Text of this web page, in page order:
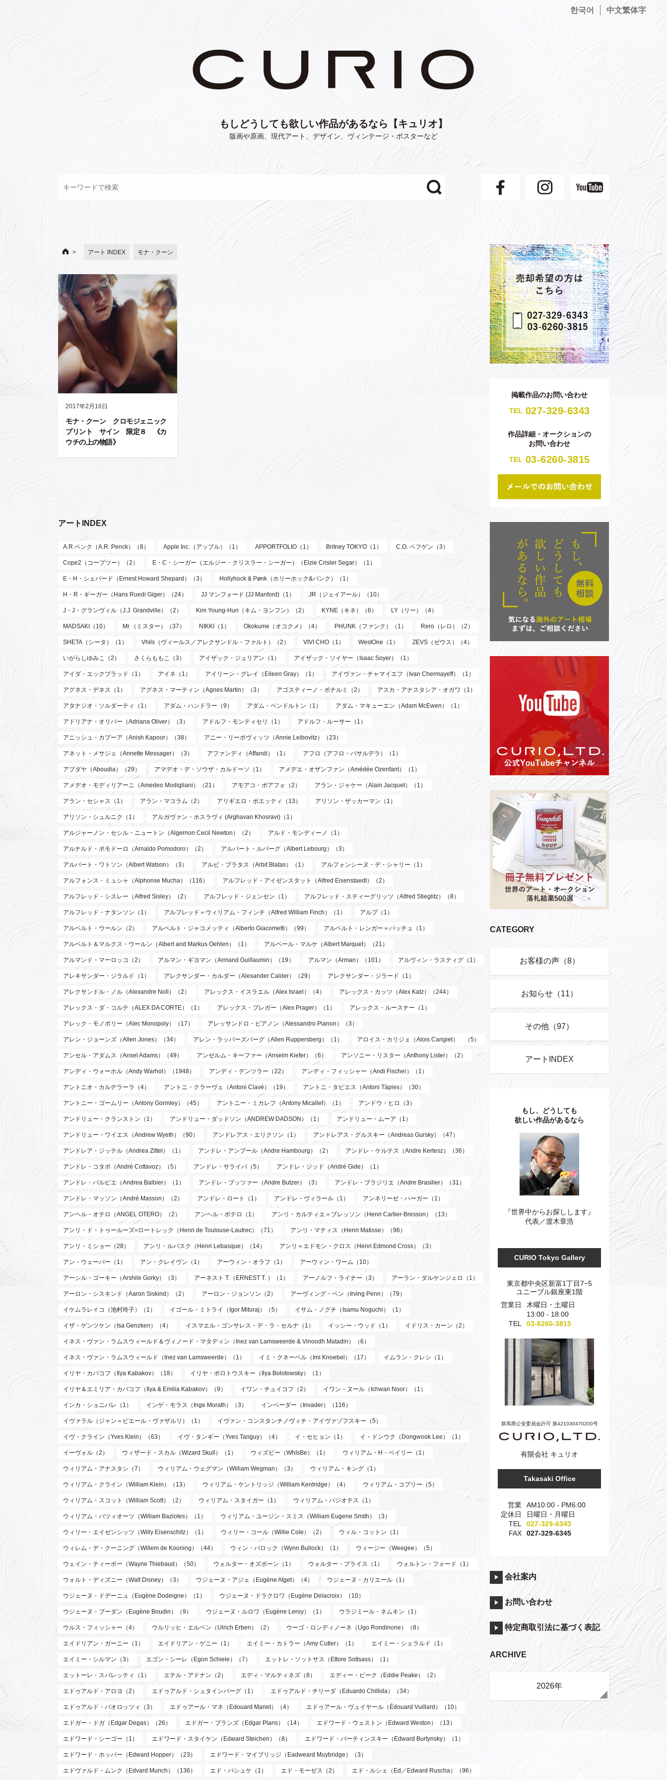
한국어 中文繁体字
もしどうしても欲しい作品があるなら【キュリオ】
版画や原画、現代アート、デザイン、ヴィンテージ・ポスターなど
アート INDEX モナ・クーン
2017年2月16日
モナ・クーン クロモジェニック
プリント サイン 限定８ 《カ
ウチの上の物語》
アートINDEX
A.R.ペンク（A.R. Penck）（8） Apple Inc.（アップル）（1） APPORTFOLIO（1） Britney TOKYO（1） C.O. ペフゲン（3）
Cope2（コープツー）（2） E・C・シーガー（エルジー・クリスラー・シーガー）（Elzie Crisler Segar）（1）
E・H・シェパード（Ernest Howard Shepard）（3） Hollyhock & Pønk（ホリーホック&パンク）（1）
H・R・ギーガー（Hans Ruedi Giger）（24） JJ マンフォード (JJ Manford)（1） JR（ジェイアール）（10）
J・J・グランヴィル（J.J. Grandville）（2） Kim Young-Hun（キム・ヨンフン）（2） KYNE（キネ）（6） LY（リー）（4）
MADSAKI（10） Mr.（ミスター）（37） NIKKI（1） Okokume（オコクメ）（4） PHUNK（ファンク）（1） Rero（レロ）（2）
SHETA（シータ）（1） Vhils（ヴィールス／アレクサンドル・ファルト）（2） VIVI CHO（1） WestOne（1） ZEVS（ゼウス）（4）
いがらしゆみこ（2） さくらももこ（3） アイザック・ジュリアン（1） アイザック・ソイヤー（Isaac Soyer）（1）
アイダ・エックブラッド（1） アイネ（1） アイリーン・グレイ（Eileen Gray）（1） アイヴァン・チャマイエフ（Ivan Chermayeff）（1）
アグネス・デネス（1） アグネス・マーティン（Agnes Martin）（3） アゴスティーノ・ボナルミ（2） アスカ・アナスタシア・オガワ（1）
アタナジオ・ソルダーティ（1） アダム・ハンドラー（9） アダム・ペンドルトン（1） アダム・マキューエン（Adam McEwen）（1）
アドリアナ・オリバー（Adriana Oliver）（3） アドルフ・モンティセリ（1） アドルフ・ルーサー（1）
アニッシュ・カプーア（Anish Kapoor）（38） アニー・リーボヴィッツ（Annie Leibovitz）（23）
アネット・メサジェ（Annette Messager）（3） アファンディ（Affandi）（1） アフロ（アフロ・バサルデラ）（1）
アブダヤ（Aboudia）（29） アマデオ・デ・ソウザ・カルドーソ（1） アメデエ・オザンファン（Amédée Ozenfant）（1）
アメデオ・モディリアーニ（Amedeo Modigliani）（21） アモアコ・ボアフォ（2） アラン・ジャケー（Alain Jacquet）（1）
アラン・セシャス（1） アラン・マコラム（2） アリギエロ・ボエッティ（13） アリソン・ザッカーマン（1）
アリソン・シュルニク（1） アルガヴァン・ホスラヴィ (Arghavan Khosravi)（1）
アルジャーノン・セシル・ニュートン（Algernon Cecil Newton）（2） アルド・モンディーノ（1）
アルナルド・ポモドーロ（Arnaldo Pomodoro）（2） アルバート・ルバーグ（Albert Lebourg）（3）
アルバート・ワトソン（Albert Watson）（3） アルビ・ブラタス（Arbit Blatas）（1） アルフォンシーヌ・デ・シャリー（1）
アルフォンス・ミュシャ（Alphonse Mucha）（116） アルフレッド・アイゼンスタット（Alfred Eisenstaedt）（2）
アルフレッド・シスレー（Alfred Sisley）（2） アルフレッド・ジェンセン（1） アルフレッド・スティーグリッツ（Alfred Stieglitz）（8）
アルフレッド・ナタンソン（1） アルフレッド＝ウィリアム・フィンチ（Alfred William Finch）（1） アルプ（1）
アルベルト・ウールン（2） アルベルト・ジャコメッティ（Alberto Giacometti）（99） アルベルト・レンガー＝パッチュ（1）
アルベルト＆マルクス・ウールン（Albert and Markus Oehlen）（1） アルベール・マルケ（Albert Marquet）（21）
アルマンド・マーロッコ（2） アルマン・ギヨマン（Armand Guillaumin）（19） アルマン（Arman）（101） アルヴィン・ラスティグ（1）
アレキサンダー・ジラルド（1） アレクサンダー・カルダー（Alexander Calder）（29） アレクサンダー・ジラード（1）
アレクサンドル・ノル（Alexandre Noll）（2） アレックス・イスラエル（Alex Israel）（4） アレックス・カッツ（Alex Katz）（244）
アレックス・ダ・コルテ（ALEX DA CORTE）（1） アレックス・プレガー（Alex Prager）（1） アレックス・ルースナー（1）
アレック・モノポリー（Alec Monopoly）（17） アレッサンドロ・ピアノン（Alessandro Pianon）（3）
アレン・ジョーンズ（Allen Jones）（34） アレン・ラッパーズバーグ（Allen Ruppersberg）（1） アロイス・カリジェ（Alois Carigiet） （5）
アンセル・アダムス（Ansel Adams）（49） アンゼルム・キーファー（Anselm Kiefer）（6） アンソニー・リスター（Anthony Lister）（2）
アンディ・ウォーホル（Andy Warhol）（1948） アンディ・デンツラー（22） アンディ・フィッシャー（Andi Fischer）（1）
アントニオ・カルデラーラ（4） アントニ・クラーヴェ（Antoni Clavé）（19） アントニ・タピエス（Antoni Tàpies）（30）
アントニー・ゴームリー（Antony Gormley）（45） アントニー・ミカレフ（Antony Micallef）（1） アンドウ・ヒロ（3）
アンドリュー・クランストン（1） アンドリュー・ダッドソン（ANDREW DADSON）（1） アンドリュー・ムーア（1）
アンドリュー・ワイエス（Andrew Wyeth）（90） アンドレアス・エリクソン（1） アンドレアス・グルスキー（Andreas Gursky）（47）
アンドレア・ジッテル（Andrea Zittel）（1） アンドレ・アンブール（Andre Hambourg）（2） アンドレ・ケルテス（Andre Kertesz）（36）
アンドレ・コタボ（André Cottavoz）（5） アンドレ・サライバ（5） アンドレ・ジッド（André Gide）（1）
アンドレ・バルビエ（Andrea Balbier）（1） アンドレ・ブッツァー（Andre Butzer）（3） アンドレ・ブラジリエ（Andre Brasilier）（31）
アンドレ・マッソン（André Masson）（2） アンドレ・ロート（1） アンドレ・ヴィラール（1） アンネリーゼ・ハーガー（1）
アンヘル・オテロ（ANGEL OTERO）（2） アンヘル・ボテロ（1） アンリ・カルティエ＝ブレッソン（Henri Cartier-Bresson）（13）
アンリ・ド・トゥールーズ=ロートレック（Henri de Toulouse-Lautrec）（71） アンリ・マティス（Henri Matisse）（96）
アンリ・ミショー（28） アンリ・ルバスク（Henri Lebasque）（14） アンリ＝エドモン・クロス（Henri Edmond Cross）（3）
アン・ウェーバー（1） アン・クレイヴン（1） アーウィン・オラフ（1） アーウィン・ワーム（10）
アーシル・ゴーキー（Arshile Gorky）（3） アーネスト T.（ERNEST T. ）（1） アーノルフ・ライナー（3） アーラン・ダルケンジェロ（1）
アーロン・シスキンド（Aaron Siskind）（2） アーロン・ジョンソン（2） アーヴィング・ペン（Irving Penn）（79）
イケムラレイコ（池村玲子）（1） イゴール・ミトライ（Igor Mitoraj）（5） イサム・ノグチ（Isamu Noguchi）（1）
イザ・ゲンツケン（Isa Genzken）（4） イスマエル・ゴンサレス・デ・ラ・セルナ（1） イッシー・ウッド（1） イドリス・カーン（2）
イネス・ヴァン・ラムスウィールド＆ヴィノード・マタディン（Inez van Lamsweerde & Vinoodh Matadin）（6）
イネス・ヴァン・ラムスウィールド（Inez van Lamsweerde）（1） イミ・クネーベル（Imi Knoebel）（17） イムラン・クレシ（1）
イリヤ・カバコフ（Ilya Kabakov）（18） イリヤ・ボロトウスキー（Ilya Bolotowsky）（1）
イリヤ＆エミリア・カバコフ（Ilya & Emilia Kabakov）（9） イワン・チュイコフ（2） イワン・ヌール（Ichwan Noor）（1）
インカ・ショニバレ（1） インゲ・モラス（Inge Morath）（3） インベーダー（Invader）（116）
イヴァラル（ジャン＝ピエール・ヴァザルリ）（1） イヴァン・コンスタンチノヴィチ・アイヴァゾフスキー（5）
イヴ・クライン（Yves Klein）（63） イヴ・タンギー（Yves Tanguy）（4） イ・セヒョン（1） イ・ドンウク（Dongwook Lee）（1）
イーヴォル（2） ウィザード・スカル（Wizard Skull）（1） ウィズビー（WhIsBe）（1） ウィリアム・H・ベイリー（1）
ウィリアム・アナスタシ（7） ウィリアム・ウェグマン（William Wegman）（3） ウィリアム・キング（1）
ウィリアム・クライン（William Klein）（13） ウィリアム・ケントリッジ（William Kentridge）（4） ウィリアム・コプリー（5）
ウィリアム・スコット（William Scott）（2） ウィリアム・スタイガー（1） ウィリアム・バジオテス（1）
ウィリアム・バツィオーツ（William Baziotes）（1） ウィリアム・ユージン・スミス（William Eugene Smith）（3）
ウィリー・エイゼンシッツ（Willy Eisenschitz）（1） ウィリー・コール（Willie Cole）（2） ウィル・コットン（1）
ウィレム・デ・クーニング（Willem de Kooning）（44） ウィン・バロック（Wynn Bullock）（1） ウィージー（Weegee）（5）
ウェイン・ティーボー（Wayne Thiebaud）（50） ウォルター・オズボーン（1） ウォルター・プライス（1） ウォルトン・フォード（1）
ウォルト・ディズニー（Walt Disney）（3） ウジェーヌ・アジェ（Eugène Atget）（4） ウジェーヌ・カリエール（1）
ウジェーヌ・ドデーニュ（Eugène Dodeigne）（1） ウジェーヌ・ドラクロワ（Eugène Delacroix）（10）
ウジェーヌ・ブーダン（Eugène Boudin）（9） ウジェーヌ・ルロワ（Eugène Leroy）（1） ウラジミール・ネムキン（1）
ウルス・フィッシャー（4） ウルリッヒ・エルベン（Ulrich Erben）（2） ウーゴ・ロンディノーネ（Ugo Rondinone）（8）
エイドリアン・ガーニー（1） エイドリアン・ゲニー（1） エイミー・カトラー（Amy Cutler）（1） エイミー・シェラルド（1）
エイミー・シルマン（3） エゴン・シーレ（Egon Schiele）（7） エットレ・ソットサス（Ettore Sottsass）（1）
エットーレ・スパレッティ（1） エテル・アドナン（2） エディ・マルティネズ（8） エディー・ピーク（Eddie Peake）（2）
エドゥアルド・アロヨ（2） エドゥアルド・シュタインバーグ（1） エドゥアルド・チリーダ（Eduardo Chillida）（34）
エドゥアルド・パオロッツィ（3） エドゥアール・マネ（Edouard Manet）（4） エドゥアール・ヴュイヤール（Édouard Vuillard）（10）
エドガー・ドガ（Edgar Degas）（26） エドガー・プランズ（Edgar Plans）（14） エドワード・ウェストン（Edward Weston）（13）
エドワード・シーゴー（1） エドワード・スタイケン（Edward Steichen）（8） エドワード・バーティンスキー（Edward Burtynsky）（1）
エドワード・ホッパー（Edward Hopper）（23） エドワード・マイブリッジ（Eadweard Muybridge）（3）
エドヴァルド・ムンク（Edvard Munch）（136） エド・パシュケ（1） エド・モーゼス（2） エド・ルシェ（Ed／Edward Ruscha）（96）
掲載作品のお問い合わせ
TEL 027-329-6343
作品詳細・オークションの
お問い合わせ
TEL 03-6260-3815
CATEGORY
お客様の声（8）
お知らせ（11）
その他（97）
アートINDEX
もし、どうしても
欲しい作品があるなら
『世界中からお探しします』
代表／渡木章浩
CURIO Tokyo Gallery
東京都中央区新富1丁目7−5
ユニーブル銀座東1階
営業日
木曜日・土曜日
13:00 - 18:00
TEL
03-6260-3815
群馬県公安委員会許可 第421030470200号
有限会社 キュリオ
Takasaki Office
営業
AM10:00 - PM6:00
定休日
日曜日・月曜日
TEL
027-329-6343
FAX
027-329-6345
会社案内
お問い合わせ
特定商取引法に基づく表記
ARCHIVE
2026年